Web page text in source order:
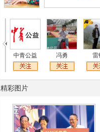
中青公益 冯勇 雷
精彩图片